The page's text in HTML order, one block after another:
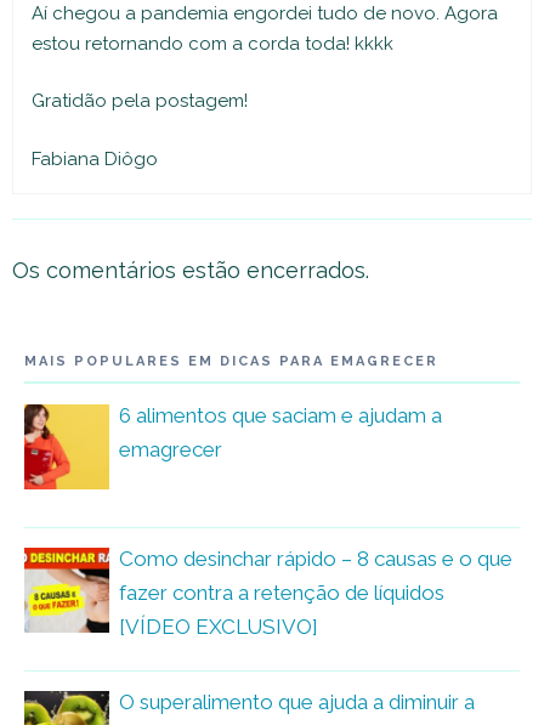
Aí chegou a pandemia engordei tudo de novo. Agora
estou retornando com a corda toda! kkkk
Gratidão pela postagem!
Fabiana Diôgo
Os comentários estão encerrados.
MAIS POPULARES EM DICAS PARA EMAGRECER
6 alimentos que saciam e ajudam a
emagrecer
Como desinchar rápido – 8 causas e o que
fazer contra a retenção de líquidos
[VÍDEO EXCLUSIVO]
O superalimento que ajuda a diminuir a